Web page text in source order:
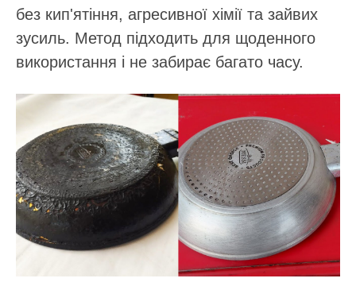
без кип'ятіння, агресивної хімії та зайвих
зусиль. Метод підходить для щоденного
використання і не забирає багато часу.